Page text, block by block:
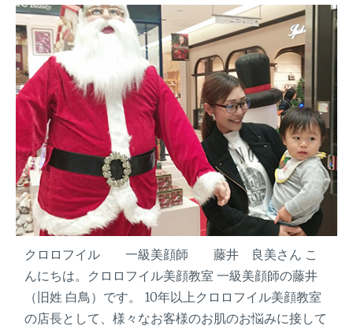
クロロフイル 一級美顔師 藤井 良美さん こ
んにちは。クロロフイル美顔教室 一級美顔師の藤井
（旧姓 白鳥）です。 10年以上クロロフイル美顔教室
の店長として、様々なお客様のお肌のお悩みに接して